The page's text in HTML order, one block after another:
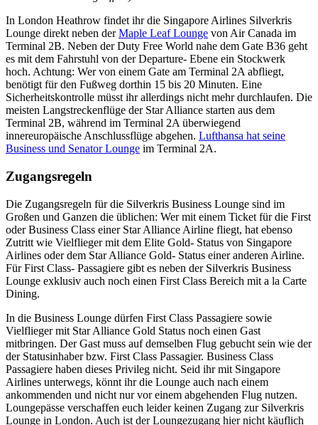
In London Heathrow findet ihr die Singapore Airlines Silverkris
Lounge direkt neben derMaple Leaf Lounge von Air Canada im
Terminal 2B. Neben der Duty Free World nahe dem Gate B36 geht
es mit dem Fahrstuhl von der Departure- Ebene ein Stockwerk
hoch. Achtung: Wer von einem Gate am Terminal 2A abfliegt,
benötigt für den Fußweg dorthin 15 bis 20 Minuten. Eine
Sicherheitskontrolle müsst ihr allerdings nicht mehr durchlaufen. Die
meisten Langstreckenflüge der Star Alliance starten aus dem
Terminal 2B, während im Terminal 2A überwiegend
innereuropäische Anschlussflüge abgehen. Lufthansa hat seine
Business und Senator Lounge im Terminal 2A.
Zugangsregeln
Die Zugangsregeln für die Silverkris Business Lounge sind im
Großen und Ganzen die üblichen: Wer mit einem Ticket für die First
oder Business Class einer Star Alliance Airline fliegt, hat ebenso
Zutritt wie Vielflieger mit dem Elite Gold- Status von Singapore
Airlines oder dem Star Alliance Gold- Status einer anderen Airline.
Für First Class- Passagiere gibt es neben der Silverkris Business
Lounge exklusiv auch noch einen First Class Bereich mit a la Carte
Dining.
In die Business Lounge dürfen First Class Passagiere sowie
Vielflieger mit Star Alliance Gold Status noch einen Gast
mitbringen. Der Gast muss auf demselben Flug gebucht sein wie der
der Statusinhaber bzw. First Class Passagier. Business Class
Passagiere haben dieses Privileg nicht. Seid ihr mit Singapore
Airlines unterwegs, könnt ihr die Lounge auch nach einem
ankommenden und nicht nur vor einem abgehenden Flug nutzen.
Loungepässe verschaffen euch leider keinen Zugang zur Silverkris
Lounge in London. Auch ist der Loungezugang hier nicht käuflich